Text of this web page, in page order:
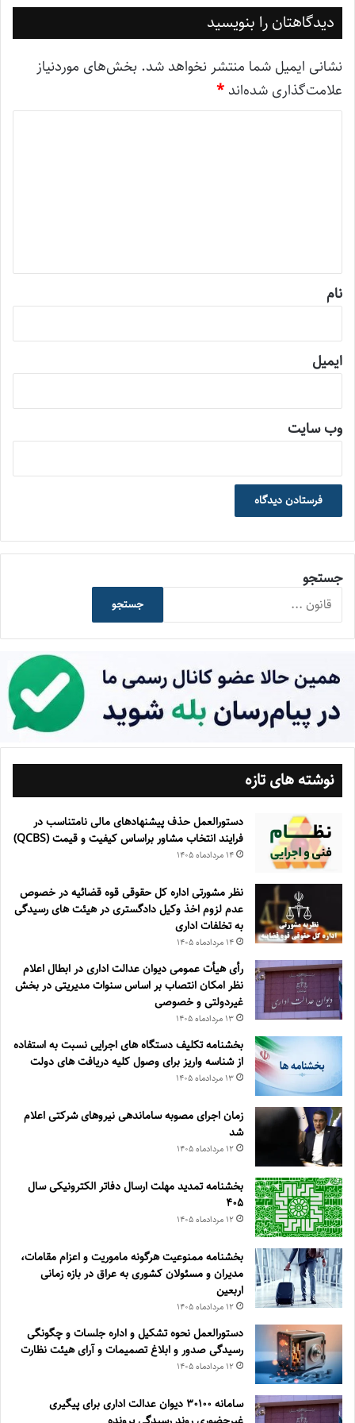
دیدگاهتان را بنویسید
نشانی ایمیل شما منتشر نخواهد شد. بخش‌های موردنیاز
علامت‌گذاری شده‌اند *
نام
ایمیل
وب‌ سایت
جستجو
جستجو
نوشته های تازه
دستورالعمل حذف پيشنهادهای مالی نامتناسب در
فرايند انتخاب مشاور براساس كيفيت و قيمت (QCBS)
۱۴ مرداد‌ماه ۱۴۰۵
نظر مشورتی اداره کل حقوقی قوه قضائیه در خصوص
عدم لزوم اخذ وکیل دادگستری در هیئت های رسیدگی
به تخلفات اداری
۱۴ مرداد‌ماه ۱۴۰۵
رأی هیأت عمومی دیوان عدالت اداری در ابطال اعلام
نظر امکان انتصاب بر اساس سنوات مدیریتی در بخش
غیردولتی و خصوصی
۱۳ مرداد‌ماه ۱۴۰۵
بخشنامه تکلیف دستگاه های اجرایی نسبت به استفاده
از شناسه واریز برای وصول کلیه دریافت های دولت
۱۳ مرداد‌ماه ۱۴۰۵
زمان اجرای مصوبه ساماندهی نیروهای شرکتی اعلام
شد
۱۲ مرداد‌ماه ۱۴۰۵
بخشنامه تمدید مهلت ارسال دفاتر الکترونیکی سال
۴۰۵
۱۲ مرداد‌ماه ۱۴۰۵
بخشنامه ممنوعیت هرگونه ماموریت و اعزام مقامات،
مدیران و مسئولان کشوری به عراق در بازه زمانی
اربعین
۱۲ مرداد‌ماه ۱۴۰۵
دستورالعمل نحوه تشکیل و اداره جلسات و چگونگی
رسیدگی صدور و ‏ابلاغ تصمیمات و‎ ‎آرای هیئت نظارت
۱۲ مرداد‌ماه ۱۴۰۵
سامانه ۳۰۱۰۰ دیوان عدالت اداری برای پیگیری